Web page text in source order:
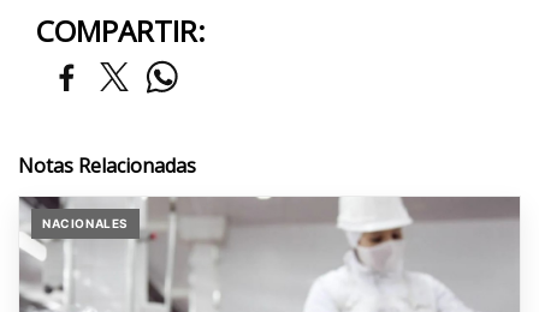
COMPARTIR:
Notas Relacionadas
NACIONALES